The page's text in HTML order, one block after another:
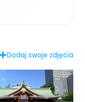
Dodaj swoje zdjęcia